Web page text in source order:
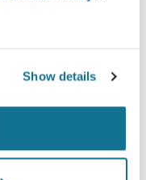
Show details